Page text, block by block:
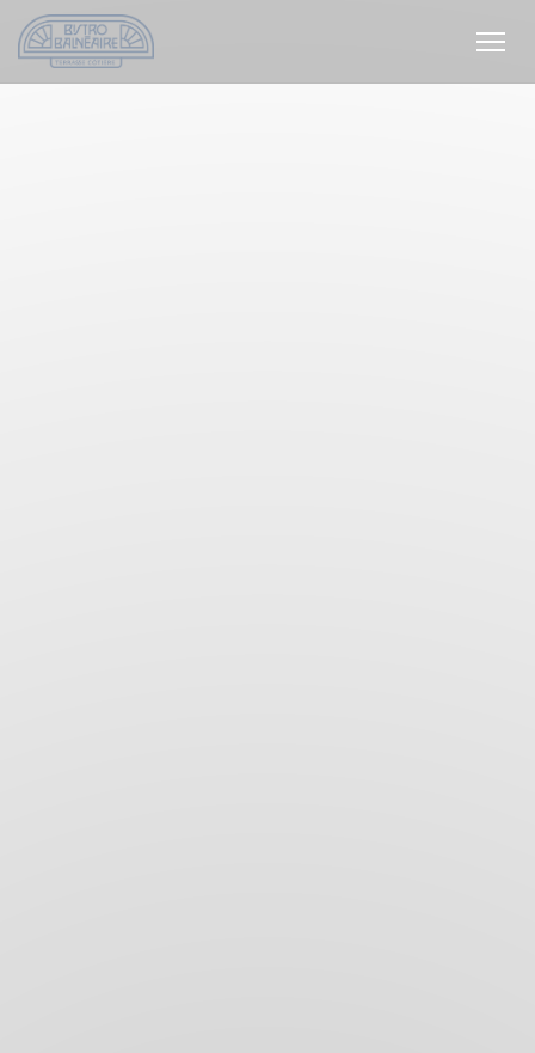
Personalizzazione delle tue scelte sui cookie